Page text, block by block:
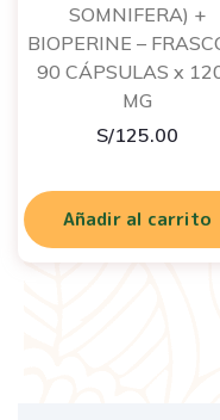
SOMNIFERA) +
BIOPERINE –
90 CÁPSULAS x
MG
S/125.00
Añadir al carrito